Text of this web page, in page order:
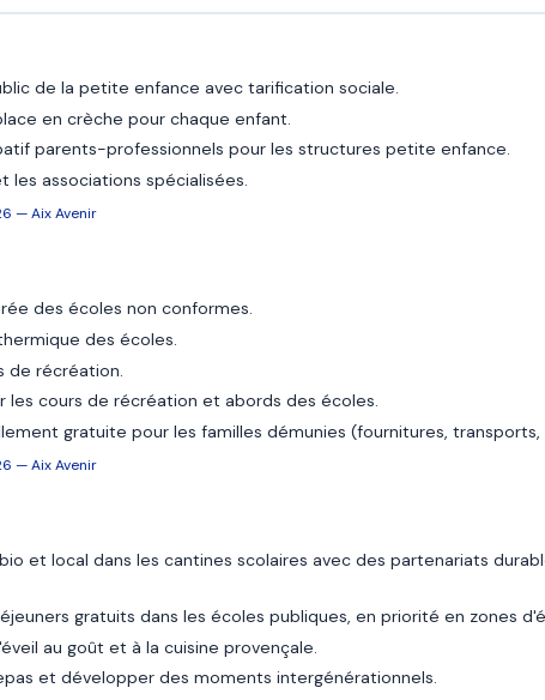
de la petite enfance avec tarification sociale.
en crèche pour chaque enfant.
parents-professionnels pour les structures petite enfance.
les associations spécialisées.
— Aix Avenir
des écoles non conformes.
des écoles.
de récréation.
les cours de récréation et abords des écoles.
gratuite pour les familles démunies (fournitures,
— Aix Avenir
et local dans les cantines scolaires avec des partenariats
gratuits dans les écoles publiques, en priorité en zones
au goût et à la cuisine provençale.
et développer des moments intergénérationnels.